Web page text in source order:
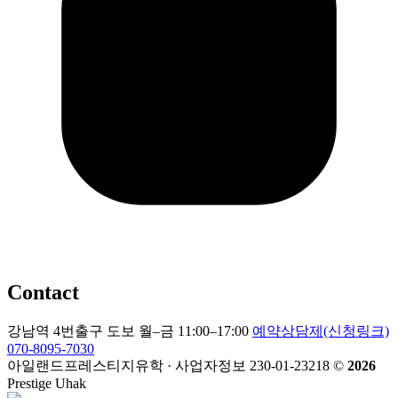
Contact
강남역 4번출구 도보 월–금 11:00–17:00 예약상담제(신청링크)
070-8095-7030
아일랜드프레스티지유학 · 사업자정보 230-01-23218 © 2026
Prestige Uhak